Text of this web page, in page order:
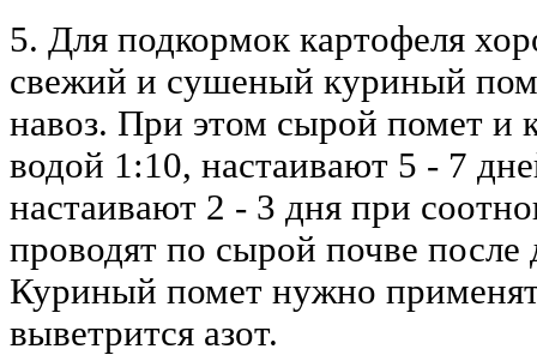
5. Для подкормок картофеля
свежий и сушеный куриный
навоз. При этом сырой помет и
водой 1:10, настаивают 5 - 7
настаивают 2 - 3 дня при
проводят по сырой почве
Куриный помет нужно
выветрится азот.